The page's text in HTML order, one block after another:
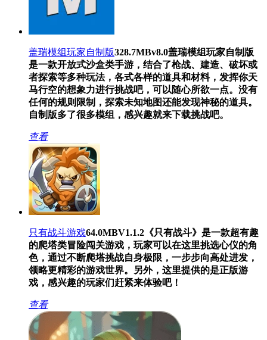
盖瑞模组玩家自制版328.7MBv8.0盖瑞模组玩家自制版
是一款开放式沙盒类手游，结合了枪战、建造、破坏或
者探索等多种玩法，各式各样的道具和材料，发挥你天
马行空的想象力进行挑战吧，可以随心所欲一点。没有
任何的规则限制，探索未知地图还能发现神秘的道具。
自制版多了很多模组，感兴趣就来下载挑战吧。
查看
只有战斗游戏64.0MBV1.1.2 《只有战斗》是一款超有趣
的爬塔类冒险闯关游戏，玩家可以在这里挑选心仪的角
色，通过不断爬塔挑战自身极限，一步步向高处进发，
领略更精彩的游戏世界。另外，这里提供的是正版游
戏，感兴趣的玩家们赶紧来体验吧！
查看